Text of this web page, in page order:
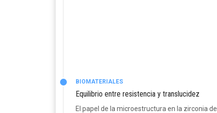
BIOMATERIALES
Equilibrio entre resistencia y translucidez
El papel de la microestructura en la zirconia